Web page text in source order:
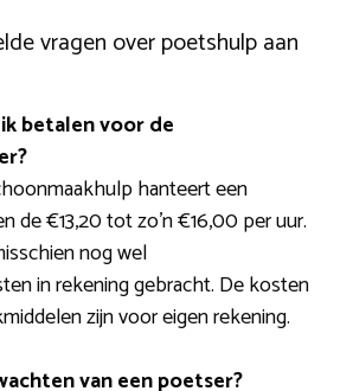
vragen over poetshulp aan
betalen voor de
hanteert een
de €13,20 tot zo’n €16,00 per uur.
nog wel
in rekening gebracht. De kosten
zijn voor eigen rekening.
van een poetser?